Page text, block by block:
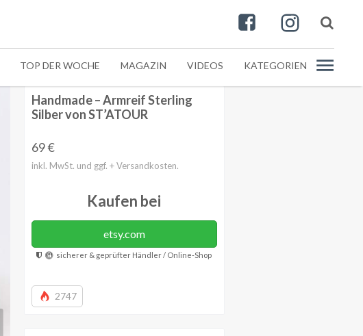
TOP DER WOCHE MAGAZIN VIDEOS KATEGORIEN
Handmade – Armreif Sterling
Silber von ST’ATOUR
69€
inkl. MwSt. und ggf. + Versandkosten.
Kaufen bei
etsy.com
sicherer & geprüfter Händler / Online-Shop
2747